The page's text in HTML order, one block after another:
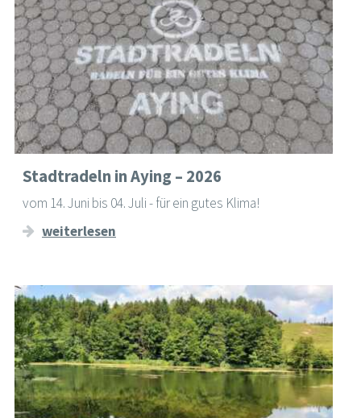
Stadtradeln in Aying – 2026
vom 14. Juni bis 04. Juli - für ein gutes Klima!
weiterlesen